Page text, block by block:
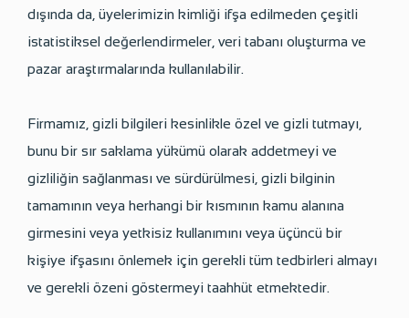
dışında da, üyelerimizin kimliği ifşa edilmeden çeşitli
istatistiksel değerlendirmeler, veri tabanı oluşturma ve
pazar araştırmalarında kullanılabilir.
Firmamız, gizli bilgileri kesinlikle özel ve gizli tutmayı,
bunu bir sır saklama yükümü olarak addetmeyi ve
gizliliğin sağlanması ve sürdürülmesi, gizli bilginin
tamamının veya herhangi bir kısmının kamu alanına
girmesini veya yetkisiz kullanımını veya üçüncü bir
kişiye ifşasını önlemek için gerekli tüm tedbirleri almayı
ve gerekli özeni göstermeyi taahhüt etmektedir.